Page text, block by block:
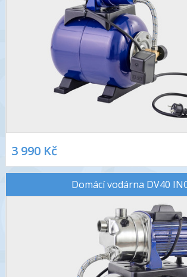
3 990 Kč
Domácí vodárna DV40